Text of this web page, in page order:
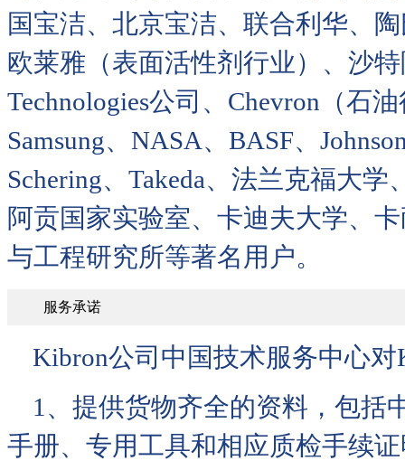
国宝洁、北京宝洁、联合利华、
欧莱雅（表面活性剂行业）、沙
Technologies公司、Chevron（石
Samsung、NASA、BASF、
Schering、Takeda、法兰克福大
阿贡国家实验室、卡迪夫大学、
与工程研究所等著名用户。
服务承诺
Kibron公司中国技术服务中心对
1、提供货物齐全的资料，包括
手册、专用工具和相应质检手续